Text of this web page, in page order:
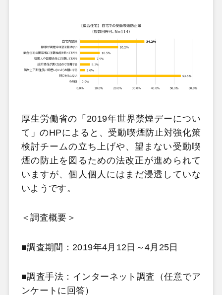
厚生労働省の「2019年世界禁煙デーについ
て」のHPによると、受動喫煙防止対強化策
検討チームの立ち上げや、望まない受動喫
煙の防止を図るための法改正が進められて
いますが、個人個人にはまだ浸透していな
いようです。
＜調査概要＞
■調査期間：2019年4月12日～4月25日
■調査手法：インターネット調査（任意でア
ンケートに回答）